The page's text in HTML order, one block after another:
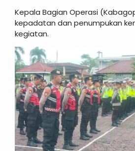
Kepala Bagian Operasi
kepadatan dan penumpukan
kegiatan.